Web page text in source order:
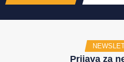
Prijava za